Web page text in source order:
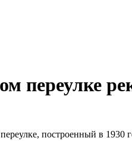
переулке
построенный в